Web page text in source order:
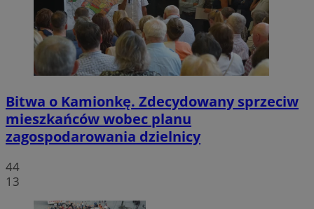
Bitwa o Kamionkę. Zdecydowany sprzeciw
mieszkańców wobec planu
zagospodarowania dzielnicy
44
13